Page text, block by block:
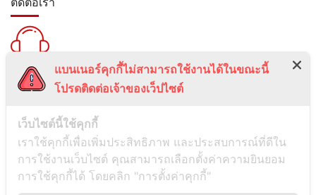
สายด่วน :
099-5095739
เลขที่ 1 ซอยลาดพร้าว 24 แขวงจอมพล เขตจตุจักร กรุงเทพมหานคร
10900
ช่องทางการติดต่อ
แบนเนอร์คุกกี้ไม่สามารถใช้งานได้ในขณะนี้
โปรดติดต่อเจ้าของเว็ปไซต์
เว็บไซต์นี้ใช้คุกกี้
เราใช้คุกกี้เพื่อเพิ่มประสิทธิภาพ และประสบการณ์ที่ดีใน
การใช้งานเว็บไซต์ คุณสามารถเลือกตั้งค่าความยินยอม
การใช้คุกกี้ได้ โดยคลิก "การตั้งค่าคุกกี้"